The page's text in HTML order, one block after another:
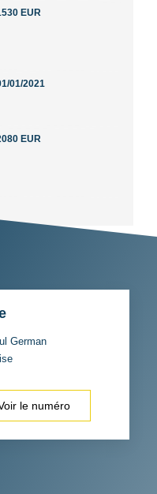
EUR
01/2021
EUR
German
le numéro